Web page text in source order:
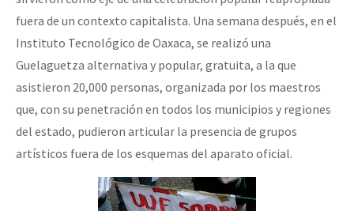
fuera de un contexto capitalista. Una semana después, en el
Instituto Tecnológico de Oaxaca, se realizó una
Guelaguetza alternativa y popular, gratuita, a la que
asistieron 20,000 personas, organizada por los maestros
que, con su penetración en todos los municipios y regiones
del estado, pudieron articular la presencia de grupos
artísticos fuera de los esquemas del aparato oficial.